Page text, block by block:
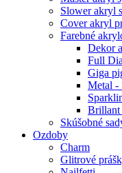
Slower akryl
Cover akryl
Farebné
Dekor
Full
Giga
Metal -
Brillant
Skúšobné
Ozdoby
Charm
Glitrové